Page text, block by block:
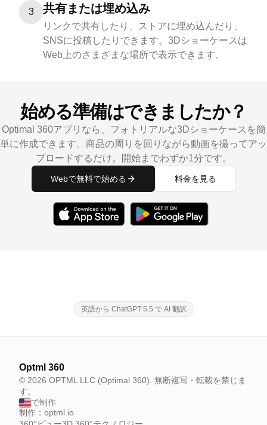
3 共有または埋め込み
リンクで共有したり、ストアに埋め込んだり、
SNSに投稿したりできます。3Dショーケースは
Web上のさまざまな場所で表示できます。
始める準備はできましたか？
Optimal 360アプリなら、フォトリアルな3Dショーケースを簡
単に作成できます。商品の周りを回りながら動画を撮ってアッ
プロードするだけ。開始までわずか1分です。
Webで無料で始める 料金を見る
英語から ChatGPT 5.5 で AI 翻訳
Optml 360
© 2026 OPTML LLC (Optimal 360). 無断複写・転載を禁じま
す。
で制作
制作：optml.io